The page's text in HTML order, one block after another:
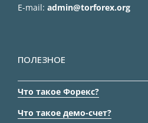
E-mail: admin@torforex.org
ПОЛЕЗНОЕ
Что такое Форекс?
Что такое демо-счет?